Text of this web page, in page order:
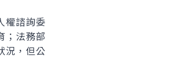
權諮詢委
；法務部
況，但公